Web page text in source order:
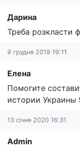
Дарина
Треба розкласти
9 грудня 2019 19:11
Елена
Помогите
истории Украины
13 січня 2020 16:31
Admin